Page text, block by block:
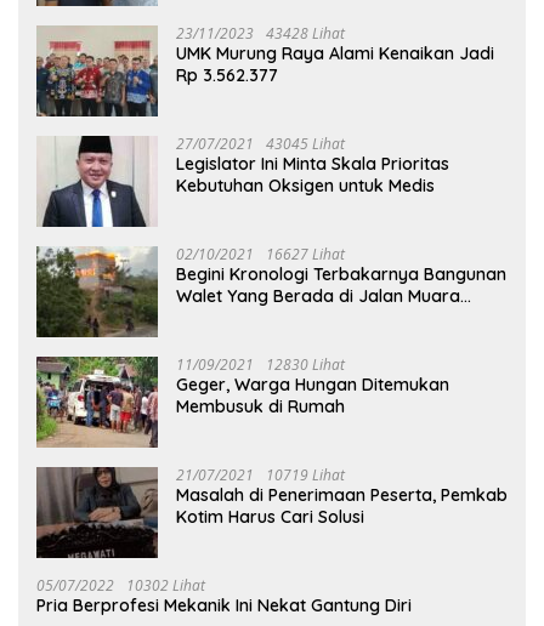
23/11/2023 43428 Lihat
UMK Murung Raya Alami Kenaikan Jadi
Rp 3.562.377
27/07/2021 43045 Lihat
Legislator Ini Minta Skala Prioritas
Kebutuhan Oksigen untuk Medis
02/10/2021 16627 Lihat
Begini Kronologi Terbakarnya Bangunan
Walet Yang Berada di Jalan Muara
11/09/2021 12830 Lihat
Geger, Warga Hungan Ditemukan
Membusuk di Rumah
21/07/2021 10719 Lihat
Masalah di Penerimaan Peserta, Pemkab
Kotim Harus Cari Solusi
05/07/2022 10302 Lihat
Pria Berprofesi Mekanik Ini Nekat Gantung Diri